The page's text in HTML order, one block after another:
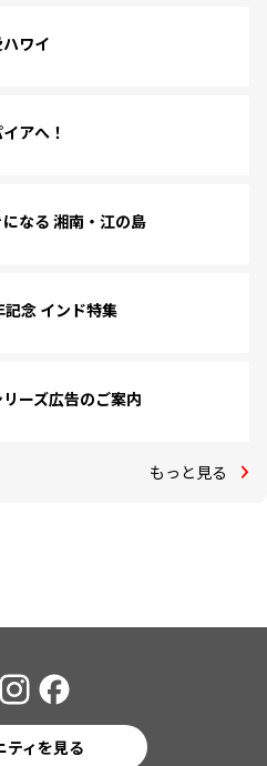
ワイ
アへ！
なる 湘南・江の島
念 インド特集
リーズ広告のご案内
もっと見る
ティを見る